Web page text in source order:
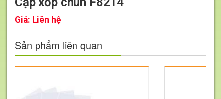
Giá: Liên hệ
Sản phẩm liên quan